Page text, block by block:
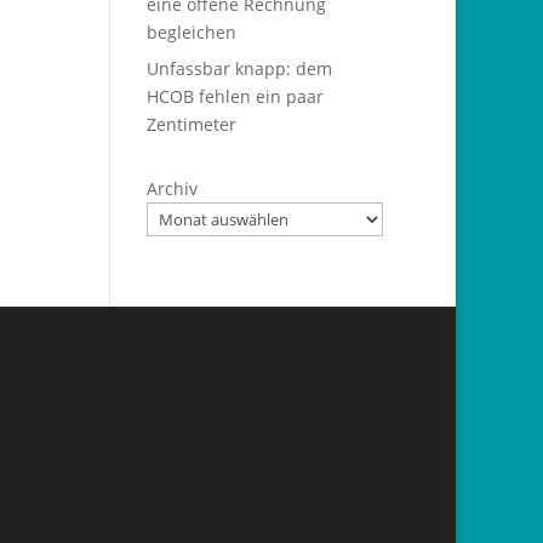
begleichen
Unfassbar knapp: dem
HCOB fehlen ein paar
Zentimeter
Archiv